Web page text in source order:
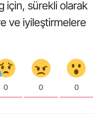
için, sürekli olarak
ve iyileştirmelere
0 0 0